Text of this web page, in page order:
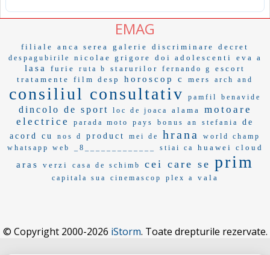
EMAG
filiale anca serea galerie discriminare decret
despagubirile nicolae grigore doi adolescenti eva a
lasa furie ruta b starurilor fernando g
escort
tratamente
film desp horoscop c mers arch and
consiliul consultativ pamfil benavide
dincolo de sport loc de joaca alama
motoare
electrice
parada moto pays bonus an stefania
de
acord cu
nos d product mei de hrana
world champ
whatsapp web
_8_____________ stiai ca huawei cloud
aras verzi casa de schimb cei care se prim
capitala sua cinemascop plex a vala
© Copyright 2000-2026 iStorm. Toate drepturile rezervate.